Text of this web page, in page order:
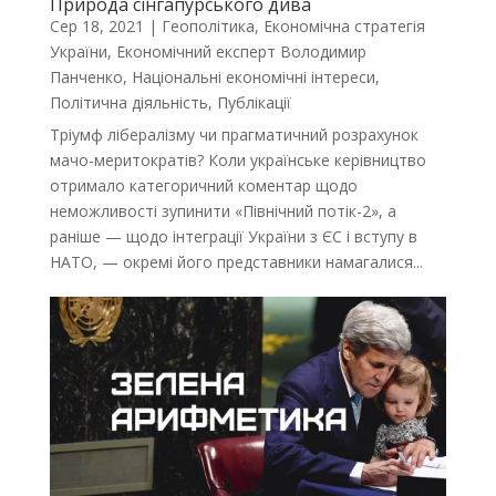
Сер 18, 2021 | Геополітика, Економічна стратегія
України, Економічний експерт Володимир
Панченко, Національні економічні інтереси,
Політична діяльність, Публікації
Тріумф лібералізму чи прагматичний розрахунок
мачо-меритократів? Коли українське керівництво
отримало категоричний коментар щодо
неможливості зупинити «Північний потік-2», а
раніше — щодо інтеграції України з ЄС і вступу в
НАТО, — окремі його представники намагалися...